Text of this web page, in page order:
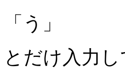
「う」
とだけ入力